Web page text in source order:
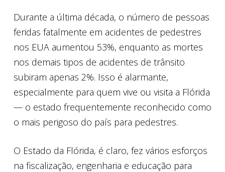
Durante a última década, o número de pessoas
feridas fatalmente em acidentes de pedestres
nos EUA aumentou 53%, enquanto as mortes
nos demais tipos de acidentes de trânsito
subiram apenas 2%. Isso é alarmante,
especialmente para quem vive ou visita a Flórida
— o estado frequentemente reconhecido como
o mais perigoso do país para pedestres.
O Estado da Flórida, é claro, fez vários esforços
na fiscalização, engenharia e educação para